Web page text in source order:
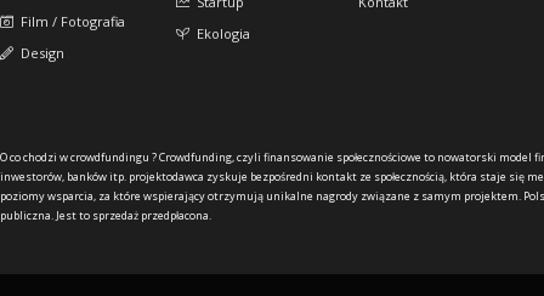
Film / Fotografia
Design
Ekologia
O co chodzi w crowdfundingu ?Crowdfunding, czyli finansowanie społecznościowe to nowatorski model
inwestorów, banków itp. projektodawca zyskuje bezpośredni kontakt ze społecznością, która staje się
poziomy wsparcia, za które wspierający otrzymują unikalne nagrody związane z samym projektem.
publiczna. Jest to sprzedaż przedpłacona.